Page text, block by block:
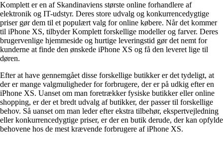
Komplett er en af Skandinaviens største online forhandlere af
elektronik og IT-udstyr. Deres store udvalg og konkurrencedygtige
priser gør dem til et populært valg for online købere. Når det kommer
til iPhone XS, tilbyder Komplett forskellige modeller og farver. Deres
brugervenlige hjemmeside og hurtige leveringstid gør det nemt for
kunderne at finde den ønskede iPhone XS og få den leveret lige til
døren.
Efter at have gennemgået disse forskellige butikker er det tydeligt, at
der er mange valgmuligheder for forbrugere, der er på udkig efter en
iPhone XS. Uanset om man foretrækker fysiske butikker eller online
shopping, er der et bredt udvalg af butikker, der passer til forskellige
behov. Så uanset om man leder efter ekstra tilbehør, ekspertvejledning
eller konkurrencedygtige priser, er der en butik derude, der kan opfylde
behovene hos de mest krævende forbrugere af iPhone XS.